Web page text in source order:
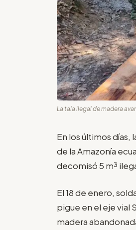
La tala ilegal de madera
En los últimos días,
de la Amazonía
decomisó 5 m³
El 18 de enero,
pigue en el eje vial
madera